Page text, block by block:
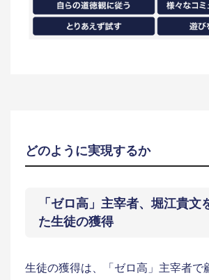
どのように実現するか
「ゼロ高」主宰者、堀江貴文
た生徒の獲得
生徒の獲得は、「ゼロ高」主宰者で